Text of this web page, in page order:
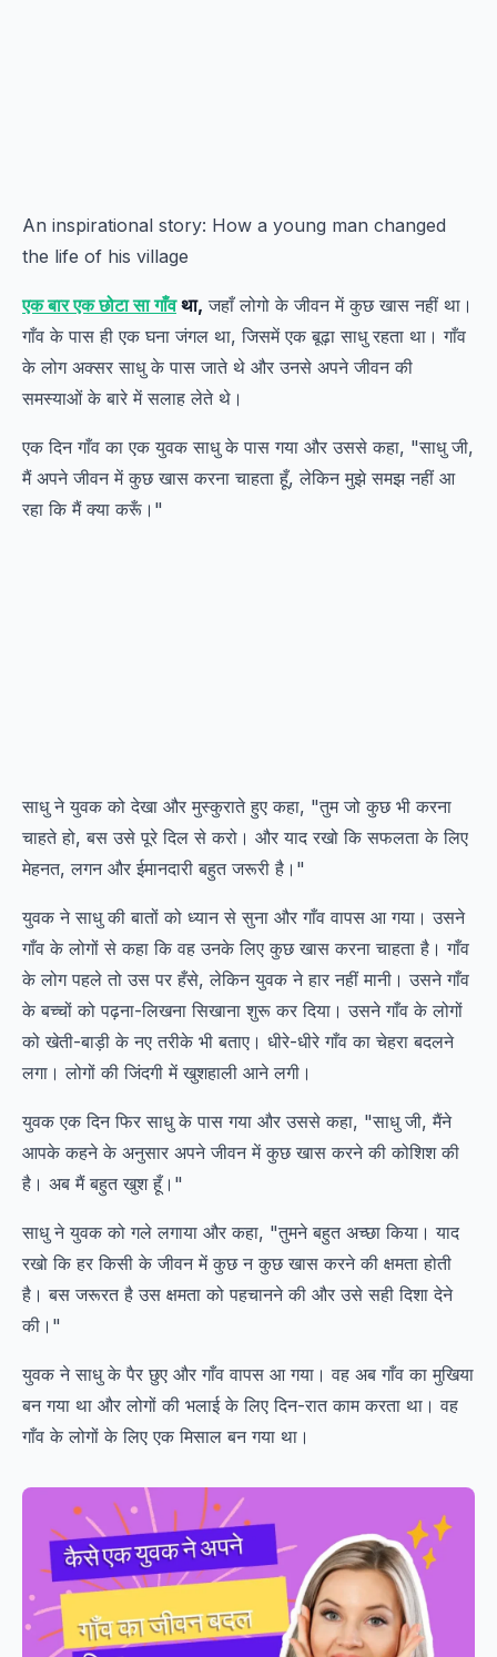
An inspirational story: How a young man changed
the life of his village
एक बार एक छोटा सा गाँवथा, जहाँ लोगो के जीवन में कुछ खास नहीं था।
गाँव के पास ही एक घना जंगल था, जिसमें एक बूढ़ा साधु रहता था। गाँव
के लोग अक्सर साधु के पास जाते थे और उनसे अपने जीवन की
समस्याओं के बारे में सलाह लेते थे।
एक दिन गाँव का एक युवक साधु के पास गया और उससे कहा, "साधु जी,
मैं अपने जीवन में कुछ खास करना चाहता हूँ, लेकिन मुझे समझ नहीं आ
रहा कि मैं क्या करूँ।"
साधु ने युवक को देखा और मुस्कुराते हुए कहा, "तुम जो कुछ भी करना
चाहते हो, बस उसे पूरे दिल से करो। और याद रखो कि सफलता के लिए
मेहनत, लगन और ईमानदारी बहुत जरूरी है।"
युवक ने साधु की बातों को ध्यान से सुना और गाँव वापस आ गया। उसने
गाँव के लोगों से कहा कि वह उनके लिए कुछ खास करना चाहता है। गाँव
के लोग पहले तो उस पर हँसे, लेकिन युवक ने हार नहीं मानी। उसने गाँव
के बच्चों को पढ़ना-लिखना सिखाना शुरू कर दिया। उसने गाँव के लोगों
को खेती-बाड़ी के नए तरीके भी बताए। धीरे-धीरे गाँव का चेहरा बदलने
लगा। लोगों की जिंदगी में खुशहाली आने लगी।
युवक एक दिन फिर साधु के पास गया और उससे कहा, "साधु जी, मैंने
आपके कहने के अनुसार अपने जीवन में कुछ खास करने की कोशिश की
है। अब मैं बहुत खुश हूँ।"
साधु ने युवक को गले लगाया और कहा, "तुमने बहुत अच्छा किया। याद
रखो कि हर किसी के जीवन में कुछ न कुछ खास करने की क्षमता होती
है। बस जरूरत है उस क्षमता को पहचानने की और उसे सही दिशा देने
की।"
युवक ने साधु के पैर छुए और गाँव वापस आ गया। वह अब गाँव का मुखिया
बन गया था और लोगों की भलाई के लिए दिन-रात काम करता था। वह
गाँव के लोगों के लिए एक मिसाल बन गया था।